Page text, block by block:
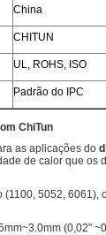
China
CHITUN
UL, ROHS, ISO
Padrão do IPC
ChiTun
as aplicações do
de calor que os
(1100, 5052, 6061),
(0,02"